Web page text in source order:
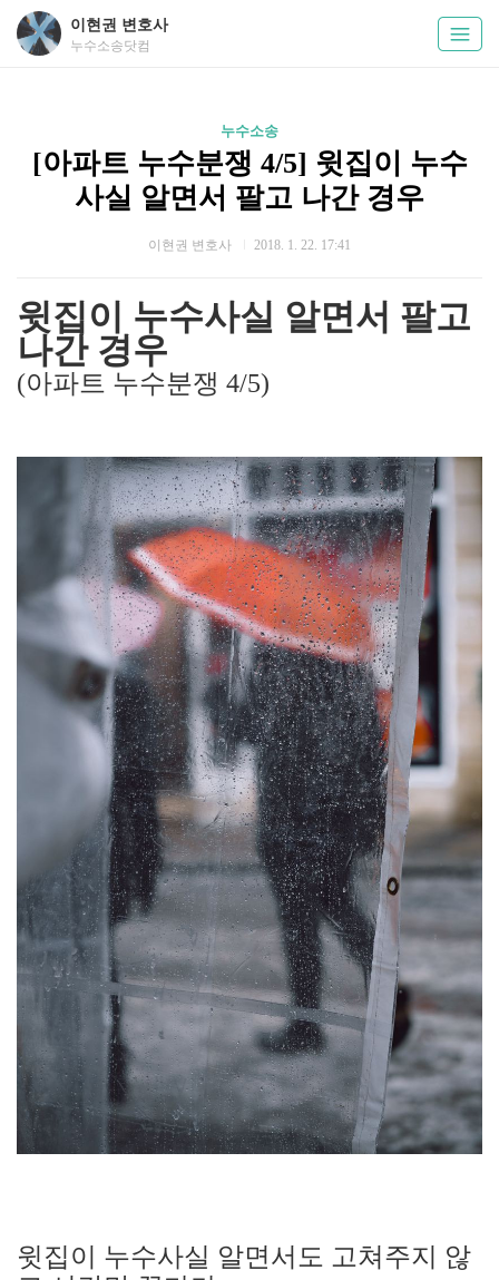
이현권 변호사
누수소송닷컴
누수소송
[아파트 누수분쟁 4/5] 윗집이 누수
사실 알면서 팔고 나간 경우
이현권 변호사 2018. 1. 22. 17:41
윗집이 누수사실 알면서 팔고
나간 경우
(아파트 누수분쟁 4/5)
윗집이 누수사실 알면서도 고쳐주지 않